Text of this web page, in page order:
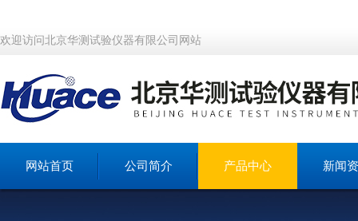
欢迎访问北京华测试验仪器有限公司网站
网站首页 公司简介 产品中心 新闻